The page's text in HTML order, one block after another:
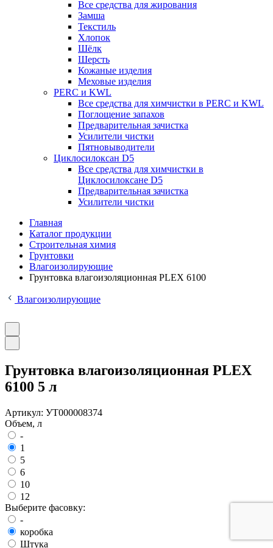
Все средства для жирования
Замша
Текстиль
Хлопок
Шёлк
Шерсть
Кожаные изделия
Меховые изделия
PERC и KWL
Все средства для химчистки в PERC и KWL
Поглощение запахов
Предварительная зачистка
Усилители чистки
Пятновыводители
Циклосилоксан D5
Все средства для химчистки в
Циклосилоксане D5
Предварительная зачистка
Усилители чистки
Главная
Каталог продукции
Строительная химия
Грунтовки
Влагоизолирующие
Грунтовка влагоизоляционная PLEX 6100
Влагоизолирующие
Грунтовка влагоизоляционная PLEX
6100 5 л
Артикул: УТ000008374
Объем, л
-
1
5
6
10
12
Выберите фасовку:
-
коробка
Штука